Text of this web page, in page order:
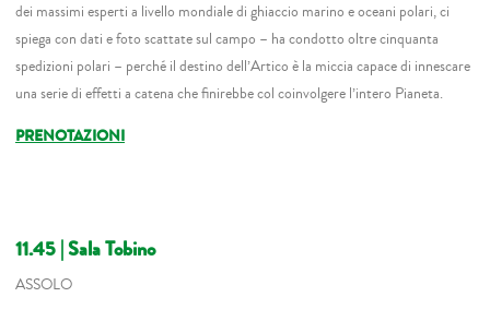
dei massimi esperti a livello mondiale di ghiaccio marino e oceani polari, ci
spiega con dati e foto scattate sul campo – ha condotto oltre cinquanta
spedizioni polari – perché il destino dell’Artico è la miccia capace di innescare
una serie di effetti a catena che finirebbe col coinvolgere l’intero Pianeta.
PRENOTAZIONI
11.45 | Sala Tobino
ASSOLO